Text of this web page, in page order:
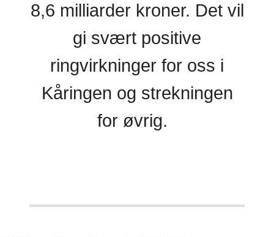
8,6 milliarder kroner. Det vil
gi svært positive
ringvirkninger for oss i
Kåringen og strekningen
for øvrig.